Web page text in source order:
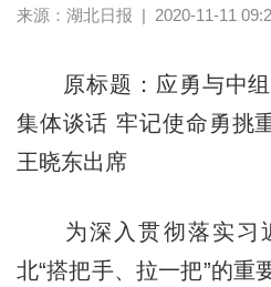
来源： 湖北日报 | 2020-11-11
原标题：应勇与中组
集体谈话牢记使命勇挑
王晓东出席
为深入贯彻落实习
北“搭把手、拉一把”的重